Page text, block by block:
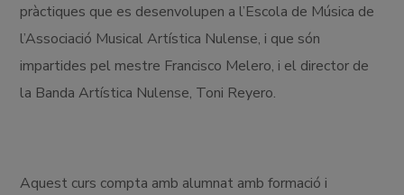
pràctiques que es desenvolupen a l’Escola de Música de
l’Associació Musical Artística Nulense, i que són
impartides pel mestre Francisco Melero, i el director de
la Banda Artística Nulense, Toni Reyero.
Aquest curs compta amb alumnat amb formació i